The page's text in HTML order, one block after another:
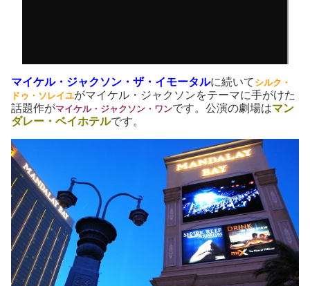
マイケル・ジャクソン・ザ・イモータルに続いて シルク・
ドゥ・ソレイユがマイケル・ジャクソンをテーマに手がけた
話題作がマイケル・ジャクソン・ワンです。公演の劇場はマン
ダレー・ベイホテルです。